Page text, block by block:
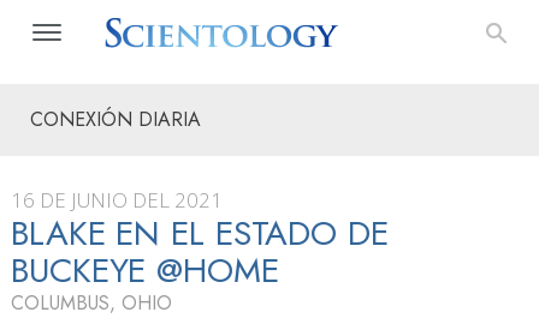
CONEXIÓN DIARIA
16 DE JUNIO DEL 2021
BLAKE EN EL ESTADO DE
BUCKEYE @HOME
COLUMBUS, OHIO